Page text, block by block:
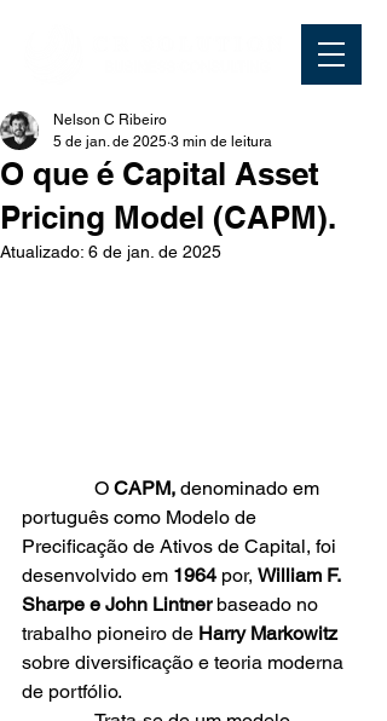
O que é Capital Asset
Pricing Model (CAPM).
Nelson C Ribeiro
5 de jan. de 2025 3 min de leitura
Atualizado: 6 de jan. de 2025
               O
CAPM, denominado em
português como Modelo de
Precificação de Ativos de Capital, foi
desenvolvido em 1964 por, William F.
Sharpe e John Lintner baseado no
trabalho pioneiro de Harry Markowitz
sobre diversificação e teoria moderna
de portfólio.